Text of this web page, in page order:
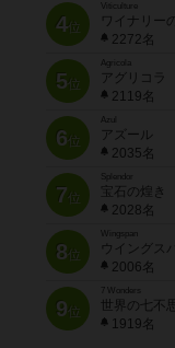
4位
Viticulture
ワイナリー
2272名
5位
Agricola
アグリコラ
2119名
6位
Azul
アズール
2035名
7位
宝石の煌き
2028名
8位
Wingspan
ウイングス
2006名
9位
7 Wonders
世界の七不
1919名